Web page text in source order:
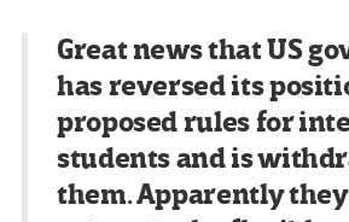
Great news that US
has reversed its
proposed rules for
students and is
them. Apparently